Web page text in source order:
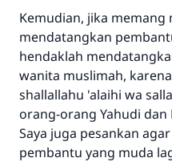
Kemudian, jika memang
mendatangkan
hendaklah
wanita muslimah,
shallallahu 'alaihi wa
orang-orang Yahudi dan
Saya juga pesankan
pembantu yang muda
Bantu kami dalam
"Siapa yang
meka dia akan
sama dengan